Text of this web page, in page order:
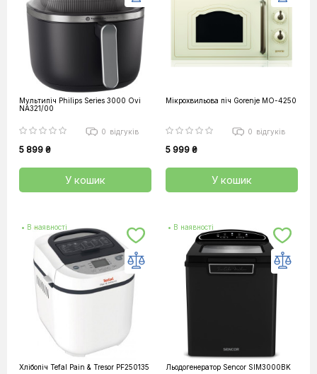
Мультипіч Philips Series 3000 Ovi
NA321/00
0 відгуків
5 899 ₴
У кошик
Мікрохвильова піч Gorenje MO-4250
0 відгуків
5 999 ₴
У кошик
• В наявності
Хлібопіч Tefal Pain & Tresor PF250135
• В наявності
Льодогенератор Sencor SIM3000BK